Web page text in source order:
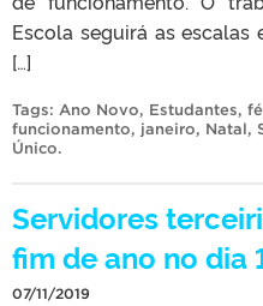
Escola seguirá as
[…]
Tags: Ano Novo, Estudantes,
funcionamento, janeiro, Natal,
Único.
Servidores
fim de ano no dia
07/11/2019